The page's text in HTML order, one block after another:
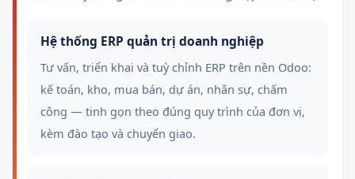
Hệ thống ERP quản trị doanh nghiệp
Tư vấn, triển khai và tuỳ chỉnh ERP trên nền Odoo:
kế toán, kho, mua bán, dự án, nhân sự, chấm
công — tinh gọn theo đúng quy trình của đơn vị,
kèm đào tạo và chuyển giao.